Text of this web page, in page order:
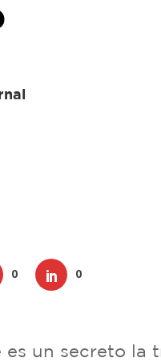
0 0
es un secreto